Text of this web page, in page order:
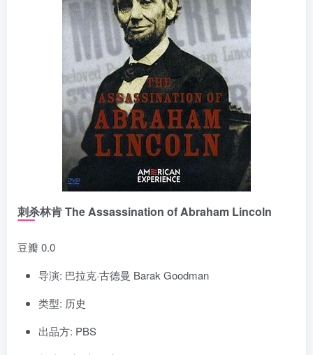
刺杀林肯 The Assassination of Abraham Lincoln
豆瓣 0.0
导演: 巴拉克·古德曼 Barak Goodman
类型: 历史
出品方: PBS